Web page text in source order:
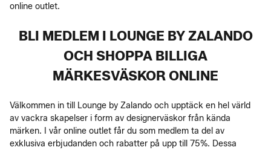
online outlet.
BLI MEDLEM I LOUNGE BY ZALANDO
OCH SHOPPA BILLIGA
MÄRKESVÄSKOR ONLINE
Välkommen in till Lounge by Zalando och upptäck en hel värld
av vackra skapelser i form av designerväskor från kända
märken. I vår online outlet får du som medlem ta del av
exklusiva erbjudanden och rabatter på upp till 75%. Dessa